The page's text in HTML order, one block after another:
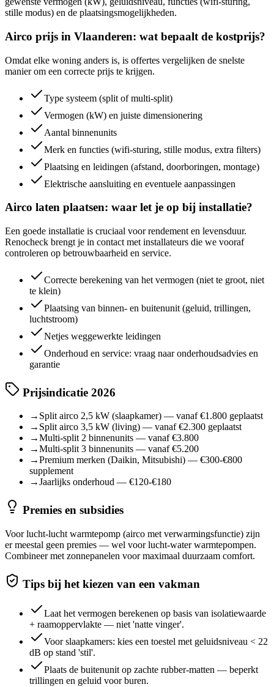
stille modus) en de plaatsingsmogelijkheden.
Airco prijs in Vlaanderen: wat bepaalt de kostprijs?
Omdat elke woning anders is, is offertes vergelijken de snelste
manier om een correcte prijs te krijgen.
Type systeem (split of multi-split)
Vermogen (kW) en juiste dimensionering
Aantal binnenunits
Merk en functies (wifi-sturing, stille modus, extra filters)
Plaatsing en leidingen (afstand, doorboringen, montage)
Elektrische aansluiting en eventuele aanpassingen
Airco laten plaatsen: waar let je op bij installatie?
Een goede installatie is cruciaal voor rendement en levensduur.
Renocheck brengt je in contact met installateurs die we vooraf
controleren op betrouwbaarheid en service.
Correcte berekening van het vermogen (niet te groot, niet
te klein)
Plaatsing van binnen- en buitenunit (geluid, trillingen,
luchtstroom)
Netjes weggewerkte leidingen
Onderhoud en service: vraag naar onderhoudsadvies en
garantie
Prijsindicatie 2026
→ Split airco 2,5 kW (slaapkamer) — vanaf €1.800 geplaatst
→ Split airco 3,5 kW (living) — vanaf €2.300 geplaatst
→Multi-split 2 binnenunits — vanaf €3.800
→Multi-split 3 binnenunits — vanaf €5.200
→Premium merken (Daikin, Mitsubishi) — €300-€800
supplement
→Jaarlijks onderhoud — €120-€180
Premies en subsidies
Voor lucht-lucht warmtepomp (airco met verwarmingsfunctie) zijn
er meestal geen premies — wel voor lucht-water warmtepompen.
Combineer met zonnepanelen voor maximaal duurzaam comfort.
Tips bij het kiezen van een vakman
Laat het vermogen berekenen op basis van isolatiewaarde
+ raamoppervlakte — niet 'natte vinger'.
Voor slaapkamers: kies een toestel met geluidsniveau < 22
dB op stand 'stil'.
Plaats de buitenunit op zachte rubber-matten — beperkt
trillingen en geluid voor buren.